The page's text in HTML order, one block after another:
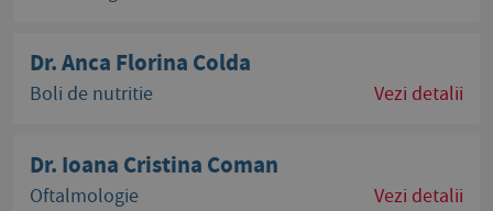
Dr. Anca Florina Colda
Boli de nutritie Vezi detalii
Dr. Ioana Cristina Coman
Oftalmologie Vezi detalii